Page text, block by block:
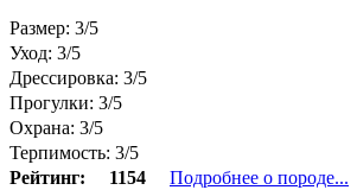
Размер: 3/5
Уход: 3/5
Дрессировка: 3/5
Прогулки: 3/5
Охрана: 3/5
Терпимость: 3/5
Рейтинг:
1154 Подробнее о породе...